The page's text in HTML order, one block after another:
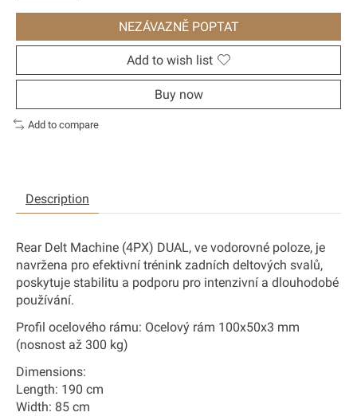
NEZÁVAZNĚ POPTAT
Add to wish list
Buy now
Add to compare
Description
Rear Delt Machine (4PX) DUAL, ve vodorovné poloze, je
navržena pro efektivní trénink zadních deltových svalů,
poskytuje stabilitu a podporu pro intenzivní a dlouhodobé
používání.
Profil ocelového rámu: Ocelový rám 100x50x3 mm
(nosnost až 300 kg)
Dimensions:
Length: 190 cm
Width: 85 cm